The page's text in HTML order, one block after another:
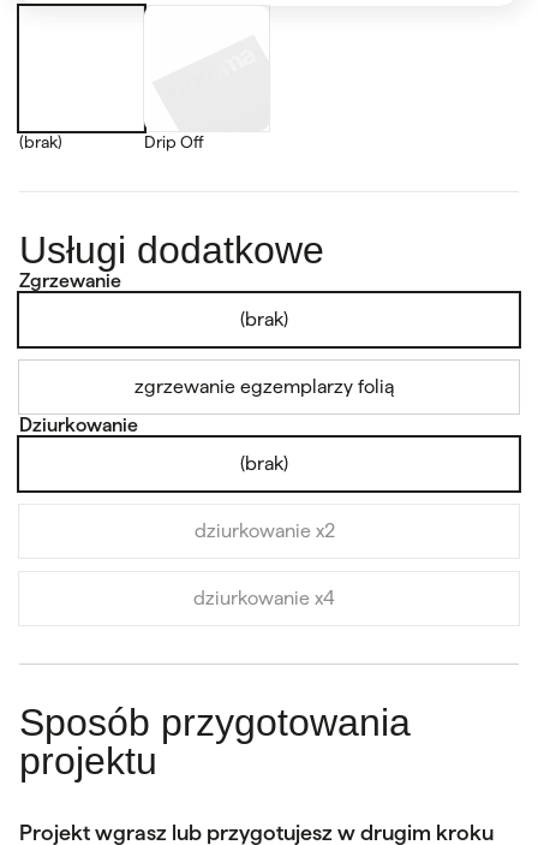
(brak) Drip Off
Usługi dodatkowe
Zgrzewanie
(brak)
zgrzewanie egzemplarzy folią
Dziurkowanie
(brak)
dziurkowanie x2
dziurkowanie x4
Sposób przygotowania
projektu
Projekt wgrasz lub przygotujesz w drugim kroku